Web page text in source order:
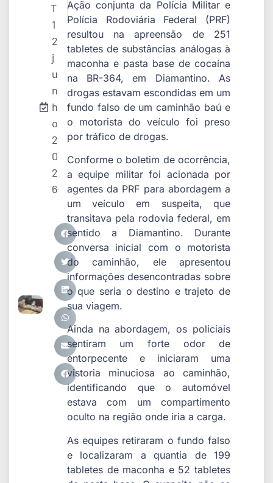
T
1
2
j
u
n
h
o
2
0
2
6
Ação conjunta da Polícia Militar e
Polícia Rodoviária Federal (PRF)
resultou na apreensão de 251
tabletes de substâncias análogas à
maconha e pasta base de cocaína
na BR-364, em Diamantino. As
drogas estavam escondidas em um
fundo falso de um caminhão baú e
o motorista do veículo foi preso
por tráfico de drogas.
Conforme o boletim de ocorrência,
a equipe militar foi acionada por
agentes da PRF para abordagem a
um veículo em suspeita, que
transitava pela rodovia federal, em
sentido a Diamantino. Durante
conversa inicial com o motorista
do caminhão, ele apresentou
informações desencontradas sobre
o que seria o destino e trajeto de
sua viagem.
Ainda na abordagem, os policiais
sentiram um forte odor de
entorpecente e iniciaram uma
vistoria minuciosa ao caminhão,
identificando que o automóvel
estava com um compartimento
oculto na região onde iria a carga.
As equipes retiraram o fundo falso
e localizaram a quantia de 199
tabletes de maconha e 52 tabletes